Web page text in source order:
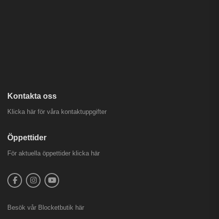
Kontakta oss
Klicka här för våra kontaktuppgifter
Öppettider
För aktuella öppettider klicka här
Besök vår Blocketbutik här